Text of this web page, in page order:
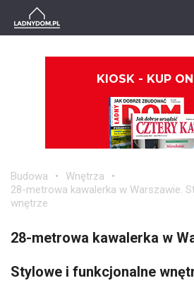
KIOSK - KUP
Budowa
Wnętrza
28-metrowa kawalerka w Warszawie.
wnętrze
28-metrowa kawalerka w
Stylowe i funkcjonalne